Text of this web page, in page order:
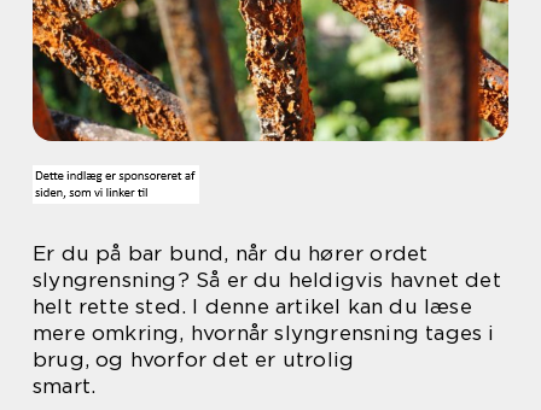
Er du på bar bund, når du hører ordet
slyngrensning? Så er du heldigvis havnet det
helt rette sted. I denne artikel kan du læse
mere omkring, hvornår slyngrensning tages i
brug, og hvorfor det er utrolig
smart.